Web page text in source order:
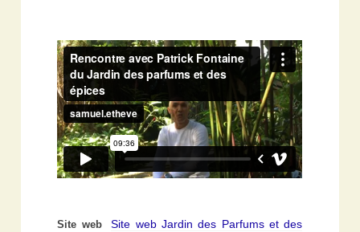
Site web
Site web Jardin des Parfums et des